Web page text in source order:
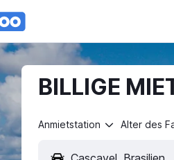
BILLIGE
Anmietstation Alter des